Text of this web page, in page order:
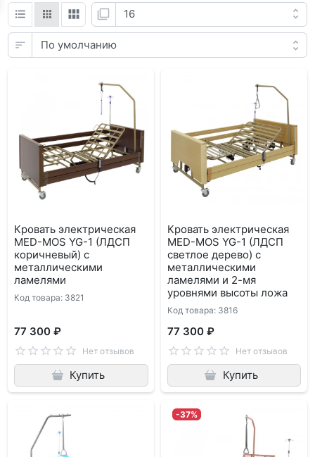
Кровать электрическая
MED-MOS YG-1 (ЛДСП
коричневый) с
металлическими
ламелями
Код товара: 3821
77 300 ₽
Нет отзывов
Купить
Кровать электрическая
MED-MOS YG-1 (ЛДСП
светлое дерево) с
металлическими
ламелями и 2-мя
уровнями высоты ложа
Код товара: 3816
77 300 ₽
Нет отзывов
Купить
-37%